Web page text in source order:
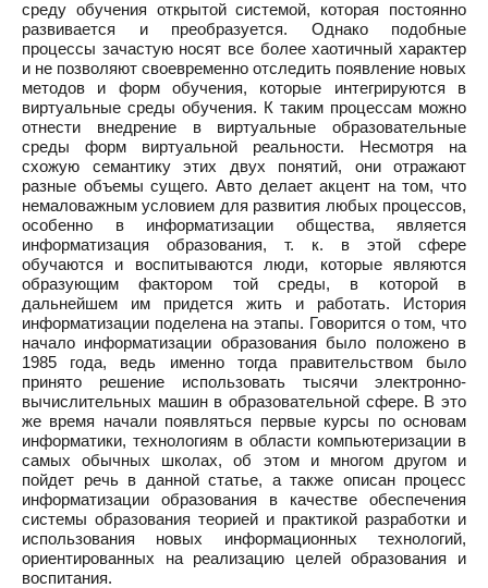
среду обучения открытой системой, которая постоянно
развивается и преобразуется. Однако подобные
процессы зачастую носят все более хаотичный характер
и не позволяют своевременно отследить появление новых
методов и форм обучения, которые интегрируются в
виртуальные среды обучения. К таким процессам можно
отнести внедрение в виртуальные образовательные
среды форм виртуальной реальности. Несмотря на
схожую семантику этих двух понятий, они отражают
разные объемы сущего. Авто делает акцент на том, что
немаловажным условием для развития любых процессов,
особенно в информатизации общества, является
информатизация образования, т. к. в этой сфере
обучаются и воспитываются люди, которые являются
образующим фактором той среды, в которой в
дальнейшем им придется жить и работать. История
информатизации поделена на этапы. Говорится о том, что
начало информатизации образования было положено в
1985 года, ведь именно тогда правительством было
принято решение использовать тысячи электронно-
вычислительных машин в образовательной сфере. В это
же время начали появляться первые курсы по основам
информатики, технологиям в области компьютеризации в
самых обычных школах, об этом и многом другом и
пойдет речь в данной статье, а также описан процесс
информатизации образования в качестве обеспечения
системы образования теорией и практикой разработки и
использования новых информационных технологий,
ориентированных на реализацию целей образования и
воспитания.